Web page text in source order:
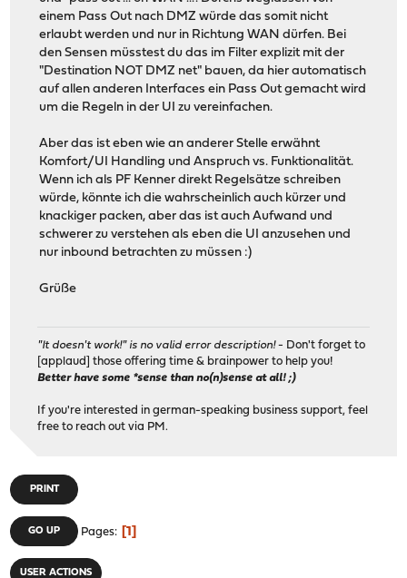
einem Pass Out nach DMZ würde das somit nicht
erlaubt werden und nur in Richtung WAN dürfen. Bei
den Sensen müsstest du das im Filter explizit mit der
"Destination NOT DMZ net" bauen, da hier automatisch
auf allen anderen Interfaces ein Pass Out gemacht wird
um die Regeln in der UI zu vereinfachen.
Aber das ist eben wie an anderer Stelle erwähnt
Komfort/UI Handling und Anspruch vs. Funktionalität.
Wenn ich als PF Kenner direkt Regelsätze schreiben
würde, könnte ich die wahrscheinlich auch kürzer und
knackiger packen, aber das ist auch Aufwand und
schwerer zu verstehen als eben die UI anzusehen und
nur inbound betrachten zu müssen :)
Grüße
"It doesn't work!" is no valid error description!- Don't forget to
[applaud] those offering time & brainpower to help you!
Better have some *sense than no(n)sense at all! ;)
If you're interested in german-speaking business support, feel
free to reach out via PM.
PRINT
GO UP Pages 1
USER ACTIONS